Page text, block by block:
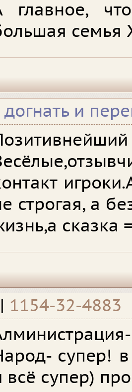
главное,
семья
догнать и
строгая, а
сказка
| 1154-32-4883
супер!
всё супер)